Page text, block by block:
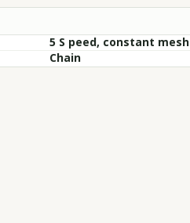
5 S peed, constant mesh
Chain